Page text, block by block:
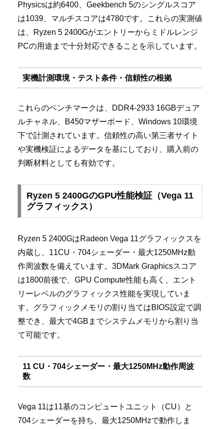
Physicsは約6400、Geekbench 5のシングルスコア
は1039、マルチスコアは4780です。これらの実測値
は、Ryzen 5 2400Gがエントリーからミドルレンジ
PCの用途まで十分対応できることを示しています。
実機計測環境・テスト条件・信頼性の根拠
これらのベンチマークは、DDR4-2933 16GBデュア
ルチャネル、B450マザーボード、Windows 10環境
下で計測されています。信頼性の高い第三者サイト
や実機検証によるデータを基にしており、購入前の
判断材料としても有効です。
Ryzen 5 2400GのGPU性能検証（Vega 11
グラフィックス）
Ryzen 5 2400GはRadeon Vega 11グラフィックスを
内蔵し、11CU・704シェーダー・最大1250MHz動
作周波数を備えています。3DMark Graphicsスコア
は1800前後で、GPU Compute性能も高く、エント
リーレベルのグラフィックス性能を実現していま
す。グラフィックメモリの割り当てはBIOS設定で調
整でき、最大で4GBまでシステムメモリから割り当
て可能です。
11 CU・704シェーダー・最大1250MHz動作周波
数
Vega 11は11基のコンピュートユニット（CU）と
704シェーダーを持ち、最大1250MHzで動作しま